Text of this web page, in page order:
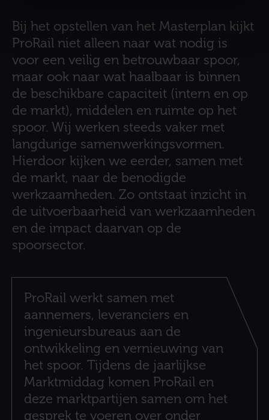
Bij het opstellen van het Masterplan kijkt
ProRail niet alleen naar wat nodig is
voor een veilig en betrouwbaar spoor,
maar ook naar wat haalbaar is binnen
de beschikbare capaciteit (intern en op
de markt), middelen en ruimte op het
spoor. Wij werken steeds vaker met
langdurige samenwerkingsvormen.
Hierdoor kijken we eerder, samen met
de markt, naar de benodigde
werkzaamheden. Zo ontstaat inzicht in
de uitvoerbaarheid van werkzaamheden
en de impact daarvan op de
spoorsector.
ProRail werkt samen met
aannemers, leveranciers en
ingenieursbureaus aan de
ontwikkeling en vernieuwing van
het spoor. Tijdens de jaarlijkse
Marktmiddag komen ProRail en
deze marktpartijen samen om het
gesprek te voeren over onder